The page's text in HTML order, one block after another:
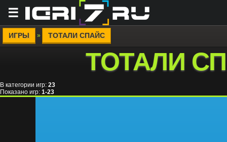
☰
ИГРЫ » ТОТАЛИ СПАЙС
ТОТАЛИ
В категории игр: 23
Показано игр: 1-23